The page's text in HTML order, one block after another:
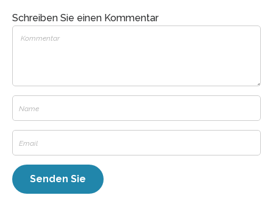
Schreiben Sie einen Kommentar